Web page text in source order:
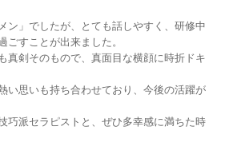
ン」でしたが、とても話しやすく、研修中
すことが出来ました。
真剣そのもので、真面目な横顔に時折ドキ
い思いも持ち合わせており、今後の活躍が
巧派セラピストと、ぜひ多幸感に満ちた時